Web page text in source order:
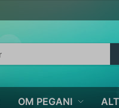
OM PEGANI